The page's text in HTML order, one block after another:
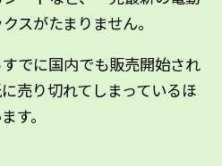
スがたまりません。
でに国内でも販売開始され
売り切れてしまっているほ
す。